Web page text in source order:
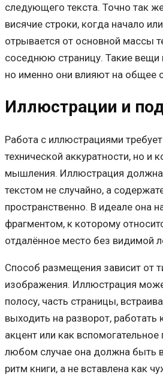
следующего текста. Точно так
висячие строки, когда начало
отрывается от основной массы
соседнюю страницу. Такие вещи
но именно они влияют на общее
Иллюстрации и
Работа с иллюстрациями
технической аккуратности, но и
мышления. Иллюстрация должна
текстом не случайно, а
пространственно. В идеале она
фрагментом, к которому
отдалённое место без видимой
Способ размещения зависит от
изображения. Иллюстрация
полосу, часть страницы,
выходить на разворот, работать
акцент или как
любом случае она должна быть
ритм книги, а не вставлена как